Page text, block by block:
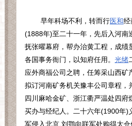
早年科场不利，转而行医和经
(1888年)至二十一年，先后入河南
抚张曜幕府，帮办治黄工程，成绩
各国事务衙门，以知府任用。 光绪
应外商福公司之聘，任筹采山西矿
拟订河南矿务机关豫丰公司章程，
四川麻哈金矿、浙江衢严温处四府
买办与经纪人。二十六年(1900年)
军侵入北京 刘鹗向联军处购得太